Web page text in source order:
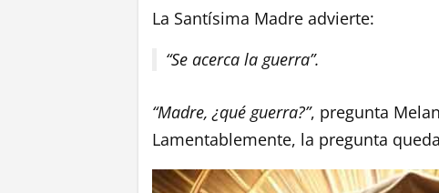
La Santísima Madre advierte:
“Se acerca la guerra”.
“Madre, ¿qué guerra?”, pregunta
Lamentablemente, la pregunta